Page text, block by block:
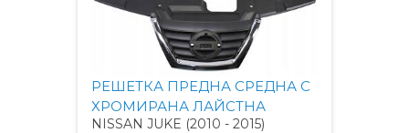
РЕШЕТКА ПРЕДНА СРЕДНА С
ХРОМИРАНА ЛАЙСТНА
NISSAN JUKE (2010 - 2015)